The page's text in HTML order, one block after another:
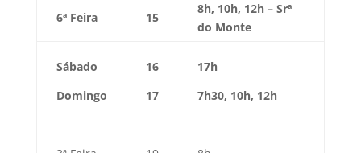
6ª Feira 15
8h, 10h, 12h – Srª
do Monte
Sábado 16
17h
Domingo
17 7h30, 10h, 12h